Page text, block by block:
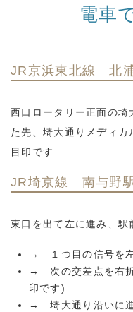
電車
JR京浜東北線 北
西口ロータリー正面の埼
た先、埼大通りメディ
目印です
JR埼京線 南与野
東口を出て左に進み、駅
→ １つ目の信号を
→ 次の交差点を右折
印です)
→ 埼大通り沿いに進